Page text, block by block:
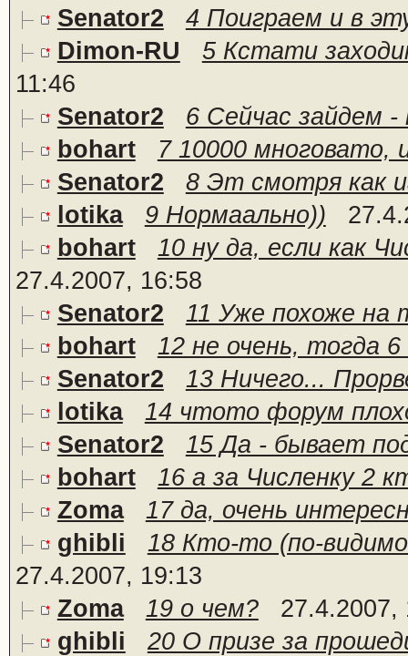
Senator2
4 Поиграем и в
Dimon-RU
5 Кстати
11:46
Senator2
6 Сейчас зайдем
bohart
7 10000 многовато,
Senator2
8 Эт смотря как
lotika
9 Нормаально))
bohart
10 ну да, если как
27.4.2007, 16:58
Senator2
11 Уже похоже на
bohart
12 не очень, тогда 6
Senator2
13 Ничего...
lotika
14 чтото форум
Senator2
15 Да - бывает
bohart
16 а за Численку 2
Zoma
17 да, очень
ghibli
18 Кто-то (по-
27.4.2007, 19:13
Zoma
19 о чем?
27.4.2007,
ghibli
20 О призе за